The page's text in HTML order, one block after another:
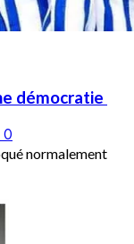
démocratie
0
normalement